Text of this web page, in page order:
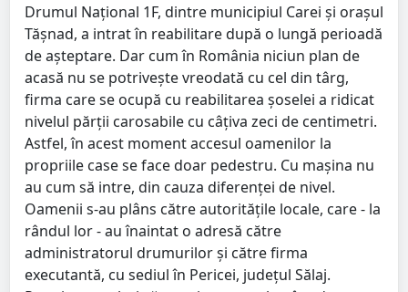
Drumul Național 1F, dintre municipiul Carei și orașul
Tășnad, a intrat în reabilitare după o lungă perioadă
de așteptare. Dar cum în România niciun plan de
acasă nu se potrivește vreodată cu cel din târg,
firma care se ocupă cu reabilitarea șoselei a ridicat
nivelul părții carosabile cu câțiva zeci de centimetri.
Astfel, în acest moment accesul oamenilor la
propriile case se face doar pedestru. Cu mașina nu
au cum să intre, din cauza diferenței de nivel.
Oamenii s-au plâns către autoritățile locale, care - la
rândul lor - au înaintat o adresă către
administratorul drumurilor și către firma
executantă, cu sediul în Pericei, județul Sălaj.